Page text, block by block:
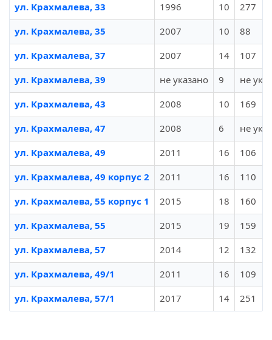
ул. Крахмалева, 33
1996 10
277
ул. Крахмалева, 35
2007 10
88
ул. Крахмалева, 37
2007 14
107
ул. Крахмалева, 39
не указано 9
не
ул. Крахмалева, 43
2008 10
169
ул. Крахмалева, 47
2008 6
не
ул. Крахмалева, 49
2011 16
106
ул. Крахмалева, 49 корпус 2
2011 16
110
ул. Крахмалева, 55 корпус 1
2015 18
160
ул. Крахмалева, 55
2015 19
159
ул. Крахмалева, 57
2014 12
132
ул. Крахмалева, 49/1
2011 16
109
ул. Крахмалева, 57/1
2017 14 251